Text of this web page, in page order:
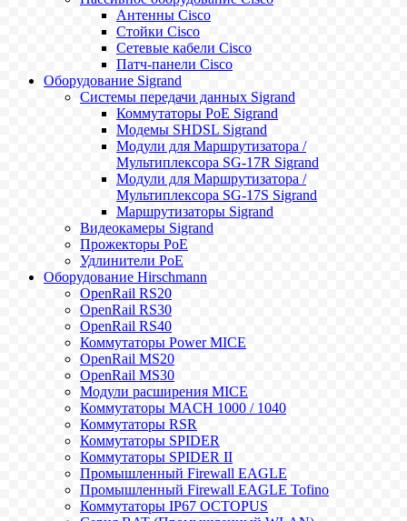
Антенны Cisco
Стойки Cisco
Сетевые кабели Cisco
Патч-панели Cisco
Оборудование Sigrand
Системы передачи данных Sigrand
Коммутаторы PoE Sigrand
Модемы SHDSL Sigrand
Модули для Маршрутизатора /
Мультиплексора SG-17R Sigrand
Модули для Маршрутизатора /
Мультиплексора SG-17S Sigrand
Маршрутизаторы Sigrand
Видеокамеры Sigrand
Прожекторы PoE
Удлинители PoE
Оборудование Hirschmann
OpenRail RS20
OpenRail RS30
OpenRail RS40
Коммутаторы Power MICE
OpenRail MS20
OpenRail MS30
Модули расширения MICE
Коммутаторы MACH 1000 / 1040
Коммутаторы RSR
Коммутаторы SPIDER
Коммутаторы SPIDER II
Промышленный Firewall EAGLE
Промышленный Firewall EAGLE Tofino
Коммутаторы IP67 OCTOPUS